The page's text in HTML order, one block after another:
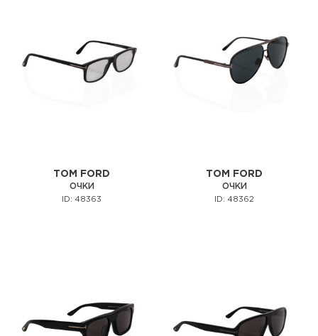
TOM FORD
ОЧКИ
ID: 48363
TOM FORD
ОЧКИ
ID: 48362